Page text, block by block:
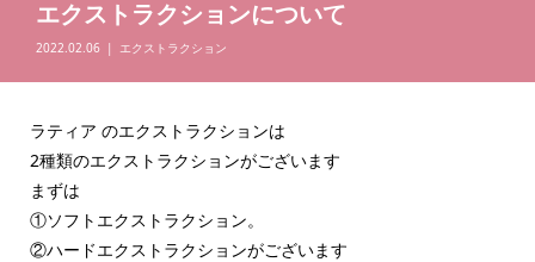
エクストラクションについて
2022.02.06 エクストラクション
ラティア のエクストラクションは
2種類のエクストラクションがございます
まずは
①ソフトエクストラクション。
②ハードエクストラクションがございます